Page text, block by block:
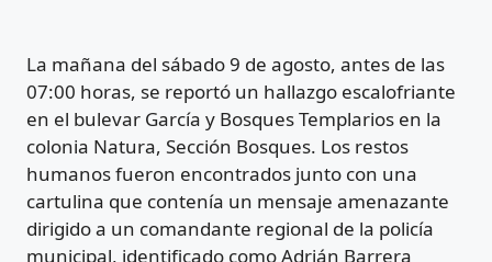
La mañana del sábado 9 de agosto, antes de las
07:00 horas, se reportó un hallazgo escalofriante
en el bulevar García y Bosques Templarios en la
colonia Natura, Sección Bosques. Los restos
humanos fueron encontrados junto con una
cartulina que contenía un mensaje amenazante
dirigido a un comandante regional de la policía
municipal, identificado como Adrián Barrera